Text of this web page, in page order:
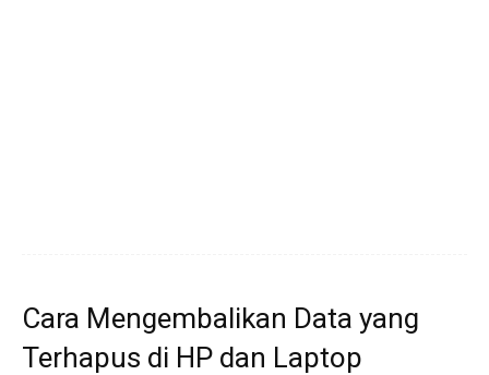
Cara Mengembalikan Data yang
Terhapus di HP dan Laptop